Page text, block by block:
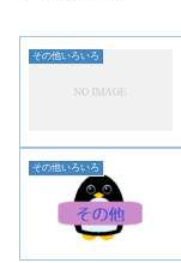
その他いろいろ
その他いろいろ